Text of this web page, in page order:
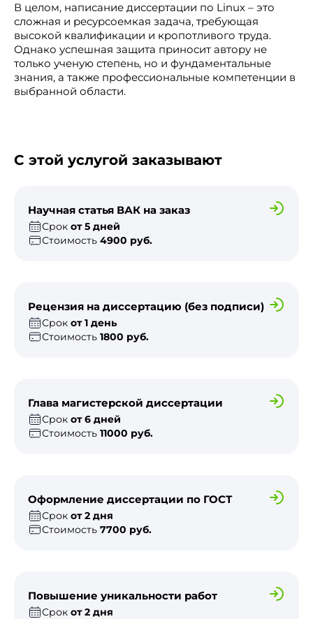
В целом, написание диссертации по Linux – это
сложная и ресурсоемкая задача, требующая
высокой квалификации и кропотливого труда.
Однако успешная защита приносит автору не
только ученую степень, но и фундаментальные
знания, а также профессиональные компетенции в
выбранной области.
С этой услугой заказывают
Научная статья ВАК на заказ
Срок от 5 дней
Стоимость 4900 руб.
Рецензия на диссертацию (без подписи)
Срок от 1 день
Стоимость 1800 руб.
Глава магистерской диссертации
Срок от 6 дней
Стоимость 11000 руб.
Оформление диссертации по ГОСТ
Срок от 2 дня
Стоимость 7700 руб.
Повышение уникальности работ
Срок от 2 дня